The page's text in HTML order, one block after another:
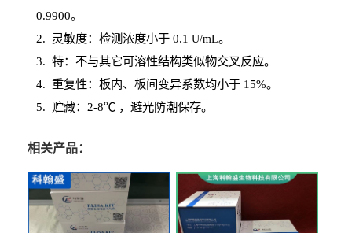
0.9900。
2. 灵敏度：检测浓度小于0.1 U/mL。
3. 特：不与其它可溶性结构类似物交叉反应。
4. 重复性：板内、板间变异系数均小于15%。
5. 贮藏：2-8℃ ，避光防潮保存。
相关产品：